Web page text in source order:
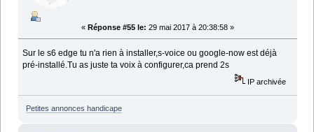
« Réponse #55 le: 29 mai 2017 à 20:38:58 »
Sur le s6 edge tu n'a rien à installer,s-voice ou google-now est déjà
pré-installé.Tu as juste ta voix à configurer,ca prend 2s
IP archivée
Petites annonces handicape